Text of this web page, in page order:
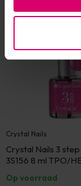
Crystal Nails
Crystal Nails 3
3S156 8 ml TPO/
Op voorraad